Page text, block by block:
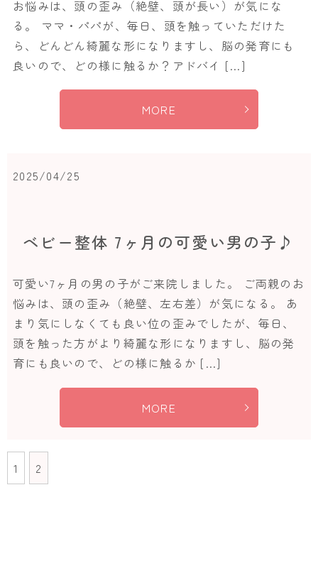
お悩みは、頭の歪み（絶壁、頭が長い）が気にな
る。 ママ・パパが、毎日、頭を触っていただけた
ら、どんどん綺麗な形になりますし、脳の発育にも
良いので、どの様に触るか？アドバイ […]
MORE
2025/04/25
ベビー整体 7ヶ月の可愛い男の子♪
可愛い7ヶ月の男の子がご来院しました。 ご両親のお
悩みは、頭の歪み（絶壁、左右差）が気になる。 あ
まり気にしなくても良い位の歪みでしたが、毎日、
頭を触った方がより綺麗な形になりますし、脳の発
育にも良いので、どの様に触るか […]
MORE
1 2